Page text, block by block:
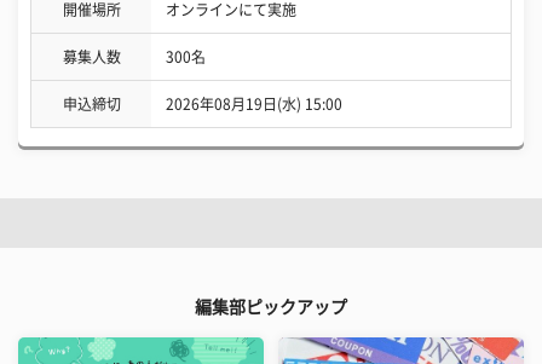
開催場所 オンラインにて実施
募集人数 300名
申込締切 2026年08月19日(水) 15:00
編集部ピックアップ